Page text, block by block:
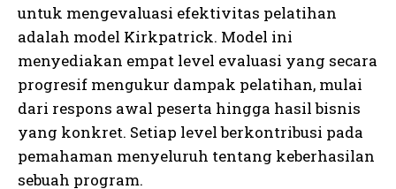
untuk mengevaluasi efektivitas pelatihan
adalah model Kirkpatrick. Model ini
menyediakan empat level evaluasi yang secara
progresif mengukur dampak pelatihan, mulai
dari respons awal peserta hingga hasil bisnis
yang konkret. Setiap level berkontribusi pada
pemahaman menyeluruh tentang keberhasilan
sebuah program.